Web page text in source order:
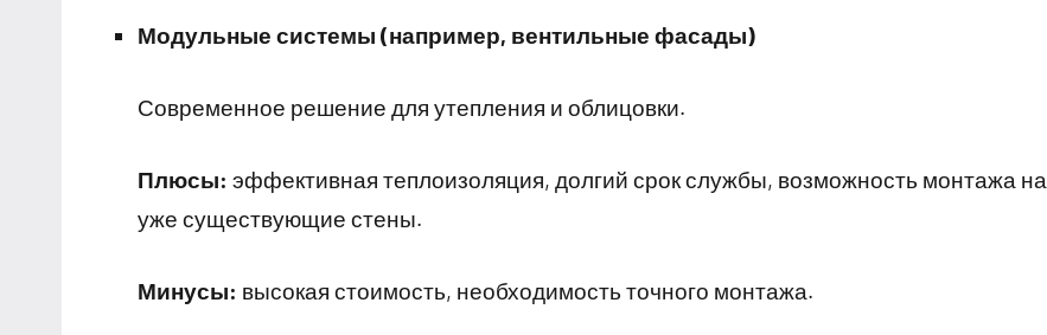
Модульные системы (например, вентильные фасады)
Современное решение для утепления и облицовки.
Плюсы: эффективная теплоизоляция, долгий срок службы, возможность монтажа на
уже существующие стены.
Минусы: высокая стоимость, необходимость точного монтажа.